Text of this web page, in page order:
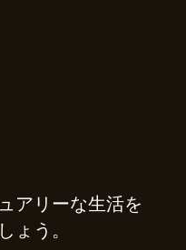
アリーな生活を
ょう。